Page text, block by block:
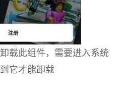
载此组件，需要进入系统
它才能卸载